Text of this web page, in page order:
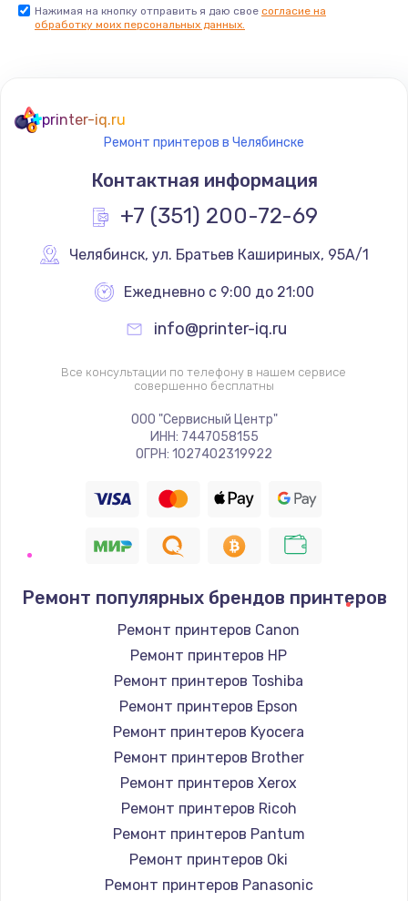
Нажимая на кнопку отправить я даю свое согласие на
обработку моих персональных данных.
printer-iq.ru
Ремонт принтеров в Челябинске
Контактная информация
+7 (351) 200-72-69
Челябинск, ул. Братьев Кашириных, 95А/1
Ежедневно с 9:00 до 21:00
info@printer-iq.ru
Все консультации по телефону в нашем сервисе
совершенно бесплатны
ООО "Сервисный Центр"
ИНН: 7447058155
ОГРН: 1027402319922
Ремонт популярных брендов принтеров
Ремонт принтеров Canon
Ремонт принтеров HP
Ремонт принтеров Toshiba
Ремонт принтеров Epson
Ремонт принтеров Kyocera
Ремонт принтеров Brother
Ремонт принтеров Xerox
Ремонт принтеров Ricoh
Ремонт принтеров Pantum
Ремонт принтеров Oki
Ремонт принтеров Panasonic